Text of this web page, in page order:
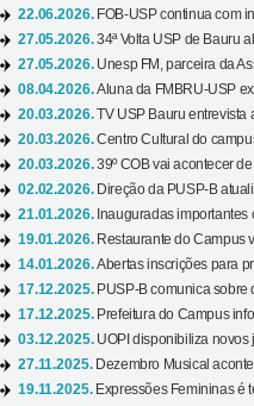
22.06.2026. FOB-USP continua com
27.05.2026.34ª Volta USP de Bauru
27.05.2026. Unesp FM, parceira da
08.04.2026.Aluna da FMBRU-USP
20.03.2026.TV USP Bauru entrevista
20.03.2026.Centro Cultural do
20.03.2026.39º COB vai acontecer
02.02.2026. Direção da PUSP-B
21.01.2026. Inauguradas
19.01.2026. Restaurante do Campus
14.01.2026.Abertas inscrições para
17.12.2025. PUSP-B comunica sobre
17.12.2025. Prefeitura do Campus
03.12.2025. UOPI disponibiliza novos
27.11.2025. Dezembro Musical
19.11.2025. Expressões Femininas é